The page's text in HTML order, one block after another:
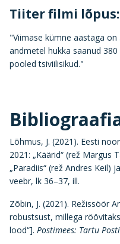
Tiiter filmi lõpus:
"Viimase kümne aastaga
andmetel hukka saanud
pooled tsiviilisikud."
Lõhmus, J. (2021). Eesti
2021: „Käärid“ (rež Margus
„Paradiis“ (rež Andres Keil)
veebr, lk 36–37, ill.
Zõbin, J. (2021). Režissöör
robustsust, millega
lood“]. Postimees: Tartu